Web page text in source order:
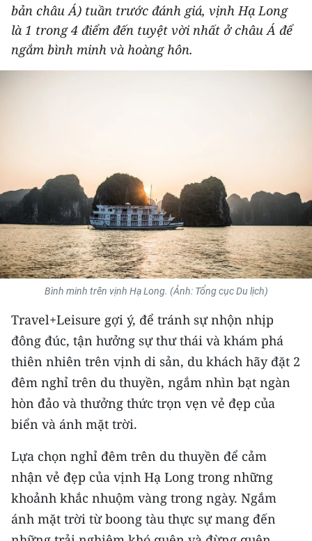
THẾ GIỚI
THỂ THAO
MÔI TRƯỜNG
BẠN ĐỌC
KIỂM CHỨNG THÔNG TIN
TRI THỨC CHUYÊN SÂU
54 DÂN TỘC VIỆT NAM
CHƯƠNG TRÌNH OCOP - MỖI XÃ
MỘT SẢN PHẨM
RADIO
E-Magazine
Video
Media Chính trị
bản châu Á) tuần trước đánh giá, vịnh Hạ Long
là 1 trong 4 điểm đến tuyệt vời nhất ở châu Á để
ngắm bình minh và hoàng hôn.
Bình minh trên vịnh Hạ Long. (Ảnh: Tổng cục Du lịch)
Travel+Leisure gợi ý, để tránh sự nhộn nhịp
đông đúc, tận hưởng sự thư thái và khám phá
thiên nhiên trên vịnh di sản, du khách hãy đặt 2
đêm nghỉ trên du thuyền, ngắm nhìn bạt ngàn
hòn đảo và thưởng thức trọn vẹn vẻ đẹp của
biển và ánh mặt trời.
Lựa chọn nghỉ đêm trên du thuyền để cảm
nhận vẻ đẹp của vịnh Hạ Long trong những
khoảnh khắc nhuộm vàng trong ngày. Ngắm
ánh mặt trời từ boong tàu thực sự mang đến